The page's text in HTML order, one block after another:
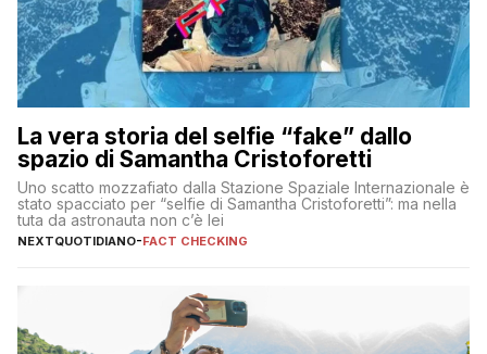
La vera storia del selfie “fake” dallo
spazio di Samantha Cristoforetti
Uno scatto mozzafiato dalla Stazione Spaziale Internazionale è
stato spacciato per “selfie di Samantha Cristoforetti”: ma nella
tuta da astronauta non c’è lei
NEXTQUOTIDIANO-FACT CHECKING